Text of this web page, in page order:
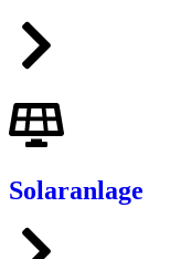
Solaranlage